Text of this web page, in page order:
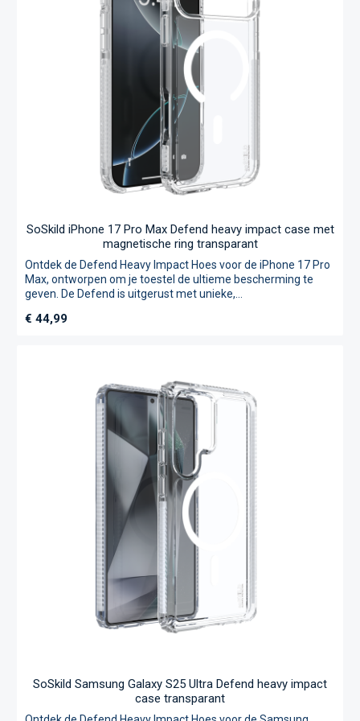
200% meer weerstand tegen stoten en vallen in vergelijking
met standaard hoesjes. Pyramid Corners®:
schokabsorberende hoeken die stuiteren en valschade
verminderen Zigzag Protection®: verdeelt impact naar de
randen TÜV Nord gecertificeerd: tot 200% verbeterde
stootweerstand Levenslange garantie: duurzame investering
in bescherming
SoSkild iPhone 17 Pro Max Defend heavy impact case met
magnetische ring transparant
Ontdek de Defend Heavy Impact Hoes voor de iPhone 17 Pro
Max, ontworpen om je toestel de ultieme bescherming te
geven. De Defend is uitgerust met unieke,
Zigzag Protection®. Dit onderdeel is gemaakt van extra
de naam Defend. Bovendien heeft dit hoesje een
ingebouwde MagSafe-ring waarmee je de MagSafe-oplader
eenvoudig aan je hoesje kunt bevestigen en draadloos op
kunt laden. De filosofie van SoSkild, “ultieme bescherming
door doordachte constructie”, is duidelijk terug te zien in elk
detail van dit product. Volgens tests door TÜV Nord, bieden
de SoSkild Defend hoesjes tot 200% meer weerstand tegen
stoten en vallen in vergelijking met standaard hoesjes.
Pyramid Corners®: schokabsorberende hoeken die stuiteren
en valschade verminderen Zigzag Protection®: verdeelt
impact naar de randen TÜV Nord gecertificeerd: tot 200%
verbeterde stootweerstand Levenslange garantie: duurzame
investering in bescherming Personaliseer je SoSkild case!
Ontvang je eerste Fujfiilm inlay gratis bij aankoop van deze
case, klik hier voor meer informatie.
Normale prijs:
€ 44,99
SoSkild Samsung Galaxy S25 Ultra Defend heavy impact
case transparant